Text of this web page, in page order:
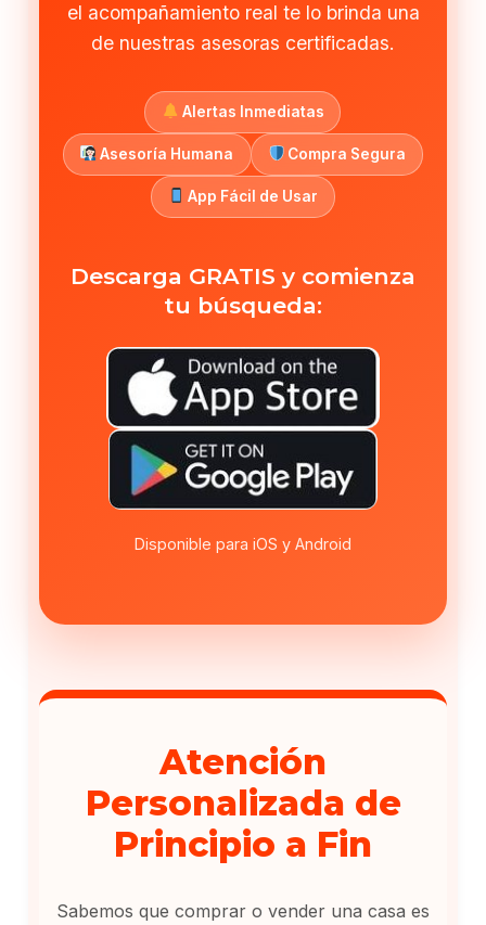
el acompañamiento real te lo brinda una
de nuestras asesoras certificadas.
Alertas Inmediatas
Asesoría Humana Compra Segura
App Fácil de Usar
Descarga GRATIS y comienza
tu búsqueda:
Disponible para iOS y Android
Atención
Personalizada de
Principio a Fin
Sabemos que comprar o vender una casa es